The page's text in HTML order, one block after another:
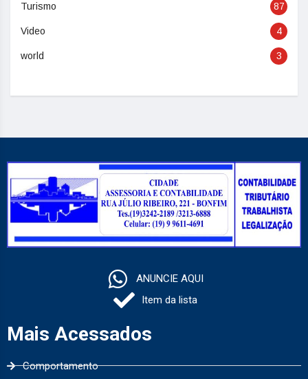
Turismo 87
Video 4
world 3
ANUNCIE AQUI
Item da lista
Mais Acessados
Comportamento